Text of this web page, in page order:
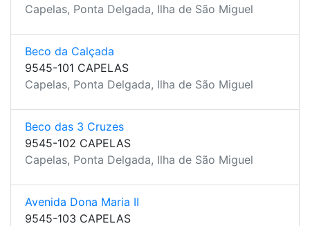
Capelas, Ponta Delgada, Ilha de São Miguel
Beco da Calçada
9545-101 CAPELAS
Capelas, Ponta Delgada, Ilha de São Miguel
Beco das 3 Cruzes
9545-102 CAPELAS
Capelas, Ponta Delgada, Ilha de São Miguel
Avenida Dona Maria II
9545-103 CAPELAS